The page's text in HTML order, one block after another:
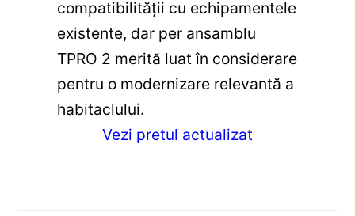
compatibilității cu echipamentele
existente, dar per ansamblu
TPRO 2 merită luat în considerare
pentru o modernizare relevantă a
habitaclului.
Vezi pretul actualizat